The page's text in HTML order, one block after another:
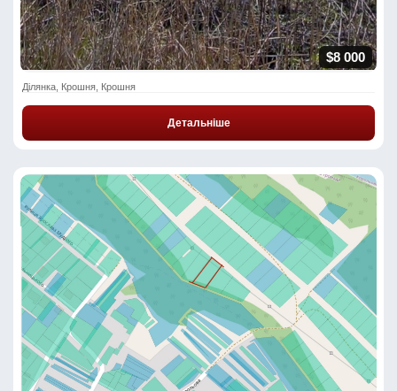
$8 000
Ділянка, Крошня, Крошня
Детальніше